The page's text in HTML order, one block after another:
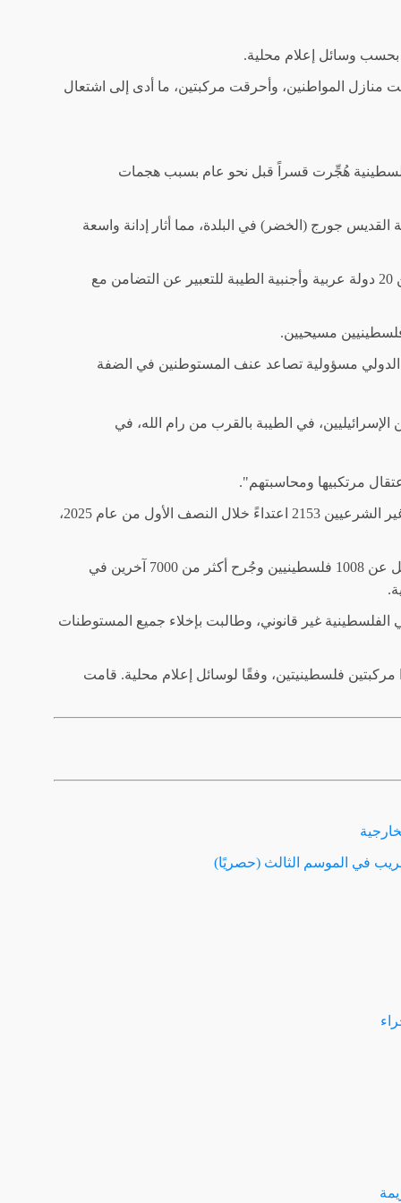
بحسب وسائل إعلام محلية.
منازل المواطنين، وأحرقت مركبتين، ما أدى إلى اشتعال
هُجِّرت قسراً قبل نحو عام بسبب هجمات
جورج (الخضر) في البلدة، مما أثار إدانة واسعة
وفي أعقاب تلك الحادثة، زار وفد من البطاركة ورؤساء الكنائس في القدس ودبلوماسيين من أكثر من 20 دولة عربية وأجنبية الطيبة للتعبير عن التضامن مع
مسيحيين.
الدولي مسؤولية تصاعد عنف المستوطنين في الضفة
في الطيبة بالقرب من رام الله، في
مرتكبيها ومحاسبتهم".
وبحسب معطيات هيئة مقاومة الجدار والاستيطان التابعة للسلطة الفلسطينية، ارتكب المستوطنون غير الشرعيين 2153 اعتداءً خلال النصف الأول من عام 2025،
منذ بدء الحرب الإبادة الجماعية الإسرائيلية على قطاع غزة في أكتوبر/تشرين الأول 2023، قُتل ما لا يقل عن 1008 فلسطينيين وجُرح أكثر من 7000 آخرين في
غير قانوني، وطالبت بإخلاء جميع المستوطنات
مركبتين فلسطينيتين، وفقًا لوسائل إعلام محلية. قامت